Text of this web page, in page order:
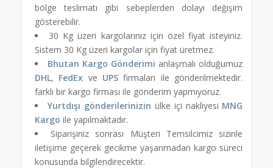
bölge teslimatı gibi sebeplerden dolayı değişim
gösterebilir.
30 Kg üzeri kargolarınız için özel fiyat isteyiniz.
Sistem 30 Kg üzeri kargolar için fiyat üretmez.
Bhutan Kargo Gönderimi anlaşmalı olduğumuz
DHL, FedEx ve UPS firmaları ile gönderilmektedir.
farklı bir kargo firması ile gönderim yapmıyoruz.
Yurtdışı gönderilerinizin ülke içi nakliyesi MNG
Kargo ile yapılmaktadır.
Siparişiniz sonrası Müşteri Temsilcimiz sizinle
iletişime geçerek gecikme yaşanmadan kargo süreci
konusunda bilgilendirecektir.